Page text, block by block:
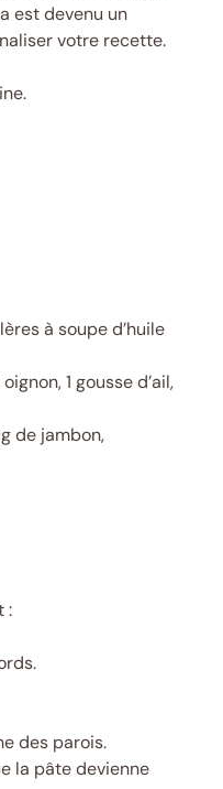
est devenu un
votre recette.
à soupe d’huile
1 gousse d’ail,
de jambon,
:
des parois.
la pâte devienne